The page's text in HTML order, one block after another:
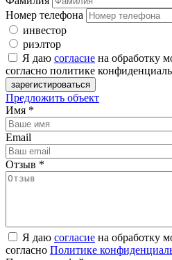
Номер телефона
инвестор
риэлтор
Я даю согласие на обработку
согласно политике
Предложить объект
Имя *
Email
Отзыв *
Я даю согласие на обработку
согласно Политике